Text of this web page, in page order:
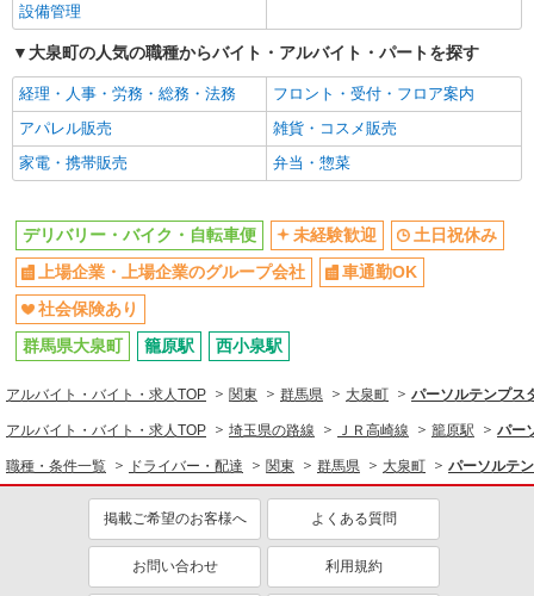
同じ特徴から求人を探す
未経験歓迎
土日祝休み
上場企業・上場企業のグループ会
社
車通勤OK
社会保険あり
設備管理
大泉町の人気の職種からバイト・アルバイト・パートを探す
経理・人事・労務・総務・法務
フロント・受付・フロア案内
アパレル販売
雑貨・コスメ販売
家電・携帯販売
弁当・惣菜
デリバリー・バイク・自転車便 未経験歓迎
土日祝休み
上場企業・上場企業のグループ会社
車通勤OK
社会保険あり
群馬県大泉町
籠原駅 西小泉駅
アルバイト・バイト・求人TOP 関東 群馬県 大泉町 パーソルテンプス
アルバイト・バイト・求人TOP 埼玉県の路線 ＪＲ高崎線 籠原駅 パー
職種・条件一覧 ドライバー・配達 関東 群馬県 大泉町 パーソルテ
掲載ご希望のお客様へ よくある質問
お問い合わせ 利用規約